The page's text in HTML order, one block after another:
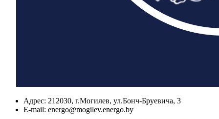
Адрес: 212030, г.Могилев, ул.Бонч-Бруевича, 3
E-mail: energo@mogilev.energo.by